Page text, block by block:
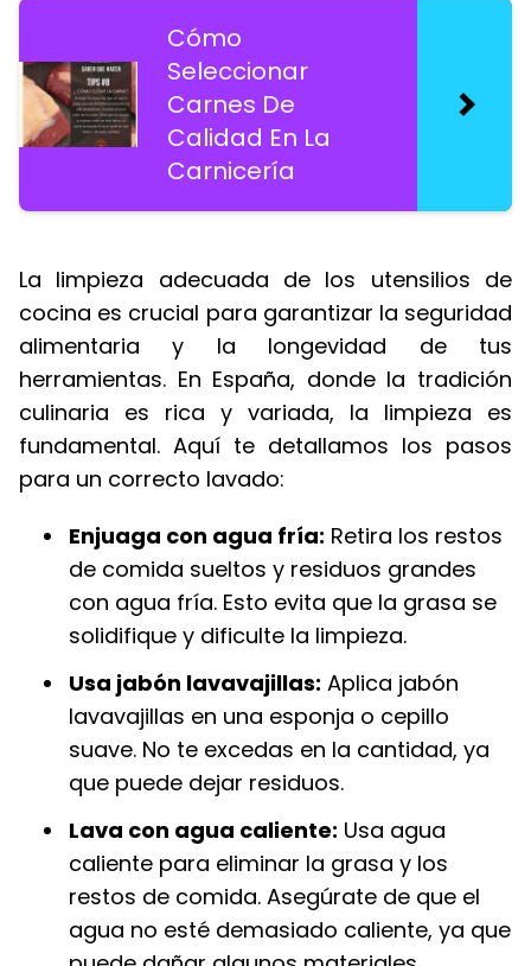
Cómo
Seleccionar
Carnes De
Calidad En La
Carnicería
La limpieza adecuada de los utensilios de
cocina es crucial para garantizar la seguridad
alimentaria y la longevidad de tus
herramientas. En España, donde la tradición
culinaria es rica y variada, la limpieza es
fundamental. Aquí te detallamos los pasos
para un correcto lavado:
Enjuaga con agua fría: Retira los restos
de comida sueltos y residuos grandes
con agua fría. Esto evita que la grasa se
solidifique y dificulte la limpieza.
Usa jabón lavavajillas: Aplica jabón
lavavajillas en una esponja o cepillo
suave. No te excedas en la cantidad, ya
que puede dejar residuos.
Lava con agua caliente: Usa agua
caliente para eliminar la grasa y los
restos de comida. Asegúrate de que el
agua no esté demasiado caliente, ya que